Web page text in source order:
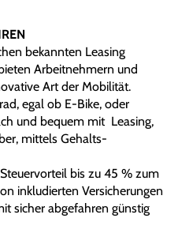
bekannten Leasing
Arbeitnehmern und
Art der Mobilität.
egal ob E-Bike, oder
und bequem mit Leasing,
mittels Gehalts-
bis zu 45 % zum
inkludierten Versicherungen
sicher abgefahren günstig